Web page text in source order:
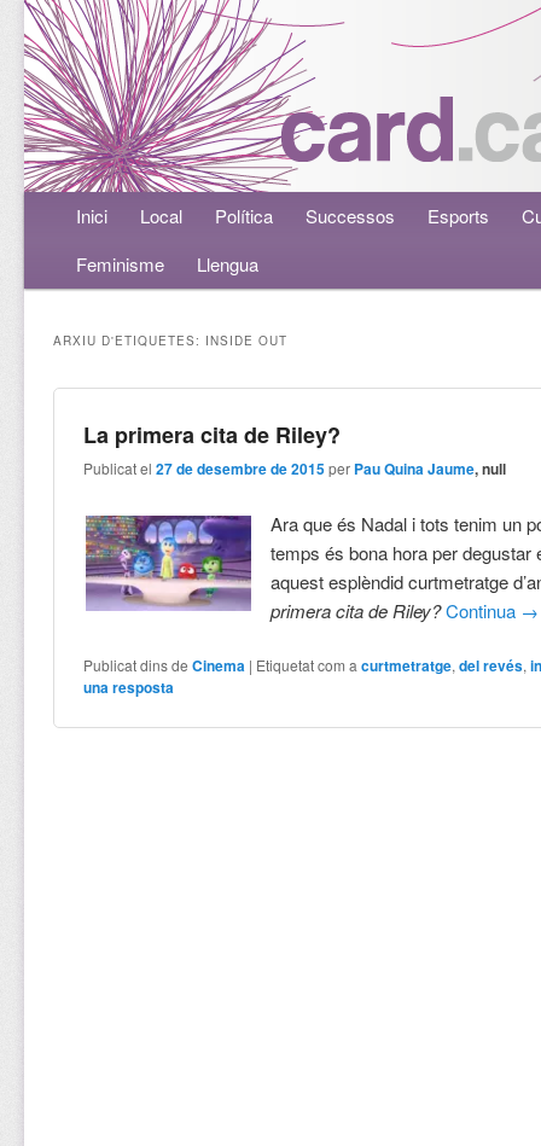
Menú principalAneu al contingut principal
Aneu al contingut secundari
Inici Local Política Successos Esports
Feminisme
Llengua
ARXIU D'ETIQUETES: INSIDE OUT
La primera cita de Riley?
Publicat el27 de desembre de 2015 per Pau Quina Jaume, null
Ara que és Nadal i tots tenim un
temps és bona hora per degustar
aquest esplèndid curtmetratge
primera cita de Riley?Continua →
Publicat dins de Cinema | Etiquetat com a curtmetratge,del revés,
una resposta